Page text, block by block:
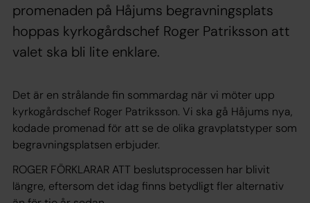
promenaden på Håjums begravningsplats
hoppas kyrkogårdschef Roger Patriksson att
valet ska bli lite enklare.
Det är en strålande fin sommardag när vi möter upp
kyrkogårdschef Roger Patriksson. Vi ska gå Håjums nya,
kodade promenad för att se de olika gravplatstyper som
begravningsplatsen erbjuder.
ROGER FÖRKLARAR ATT beslutsprocessen har blivit
längre, eftersom det idag finns betydligt fler alternativ